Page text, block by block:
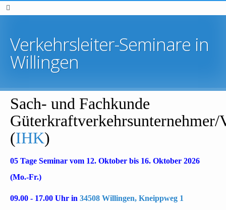
Verkehrsleiter-Seminare in
Willingen
Sach- und Fachkunde
(IHK)
05 Tage Seminar vom 12. Oktober bis 16. Oktober 2026
(Mo.-Fr.)
09.00 - 17.00 Uhr in 34508 Willingen, Kneippweg 1